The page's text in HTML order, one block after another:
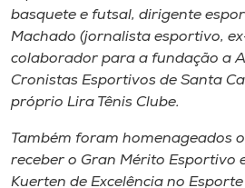
basquete e futsal, dirigente
Machado (jornalista esportivo,
colaborador para a fundação a
Cronistas Esportivos de Santa
próprio Lira Tênis Clube.
Também foram homenageados
receber o Gran Mérito Esportivo
Kuerten de Excelência no